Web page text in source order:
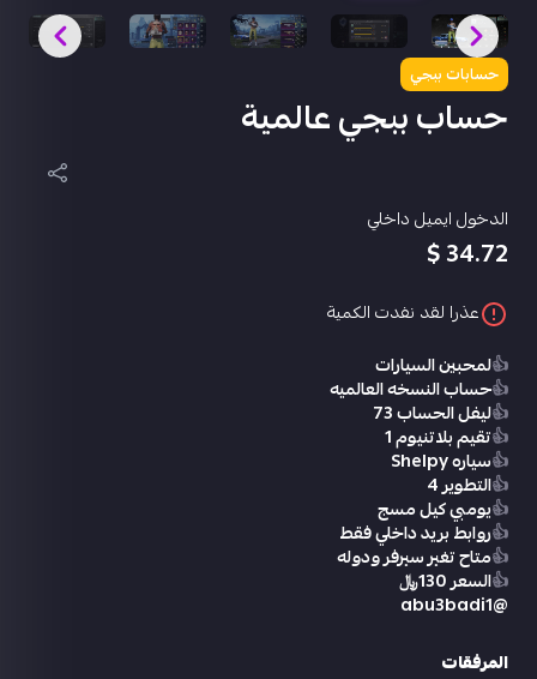
حسابات ببجي
حساب ببجي عالمية
الدخول ايميل داخلي
34.72 $
عذرا لقد نفدت الكمية
👍لمحبين السيارات
👍حساب النسخه العالميه
👍ليفل الحساب 73
👍تقيم بلاتنيوم 1
👍سياره Shelpy
👍التطوير 4
👍يومبي كيل مسج
👍روابط بريد داخلي فقط
👍متاح تغير سيرفر ودوله
👍السعر 130﷼
@abu3badi1
المرفقات